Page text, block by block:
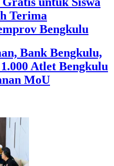
Terima
Bengkulu
Bank Bengkulu,
Atlet Bengkulu
MoU